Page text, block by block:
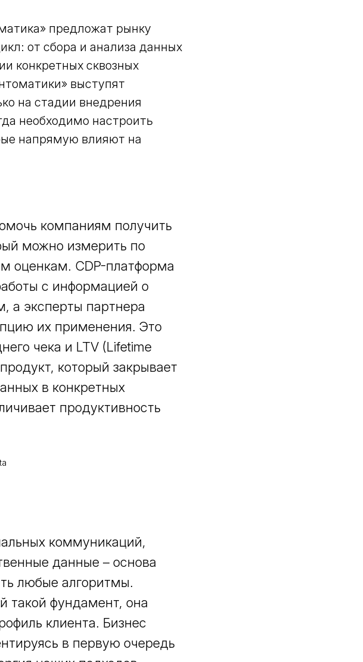
предложат рынку
от сбора и анализа данных
конкретных сквозных
выступят
на стадии внедрения
необходимо настроить
напрямую влияют на
компаниям получить
можно измерить по
оценкам. CDP-платформа
с информацией о
а эксперты партнера
их применения. Это
чека и LTV (Lifetime
который закрывает
в конкретных
продуктивность
коммуникаций,
данные – основа
любые алгоритмы.
такой фундамент, она
клиента. Бизнес
в первую очередь